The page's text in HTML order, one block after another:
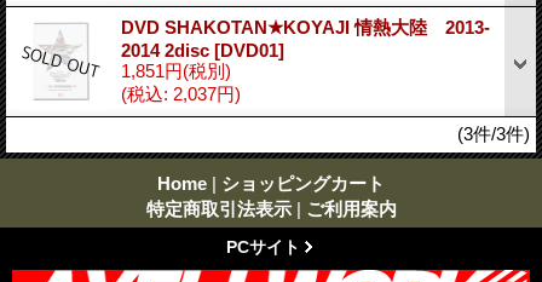
DVD SHAKOTAN★KOYAJI 情熱大陸 2013-
2014 2disc [DVD01]
1,851円(税別)
(税込: 2,037円)
(3件/3件)
Home | ショッピングカート
特定商取引法表示 | ご利用案内
PCサイト